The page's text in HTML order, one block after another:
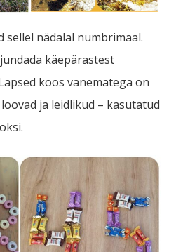
sellel nädalal numbrimaal.
käepärastest
koos vanematega on
ja leidlikud – kasutatud